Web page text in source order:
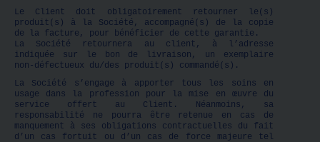
Le Client doit obligatoirement retourner le(s)
produit(s) à la Société, accompagné(s) de la copie
de la facture, pour bénéficier de cette garantie.
La Société retournera au client, à l’adresse
indiquée sur le bon de livraison, un exemplaire
non-défectueux du/des produit(s) commandé(s).
La Société s’engage à apporter tous les soins en
usage dans la profession pour la mise en œuvre du
service offert au Client. Néanmoins, sa
responsabilité ne pourra être retenue en cas de
manquement à ses obligations contractuelles du fait
d’un cas fortuit ou d’un cas de force majeure tel